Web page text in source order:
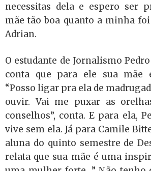
necessitas dela e espero ser
mãe tão boa quanto a minha
Adrian.
O estudante de Jornalismo
conta que para ele sua mãe
“Posso ligar pra ela de
ouvir. Vai me puxar as
conselhos”, conta. E para ela,
vive sem ela. Já para Camile
aluna do quinto semestre de
relata que sua mãe é uma